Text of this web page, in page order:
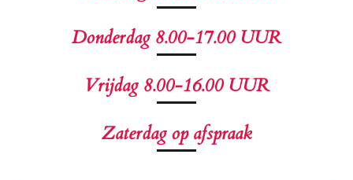
Donderdag 8.00-17.00 UUR
Vrijdag 8.00-16.00 UUR
Zaterdag op afspraak